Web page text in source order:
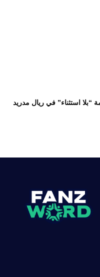
“بلا استثناء” في ريال مدريد